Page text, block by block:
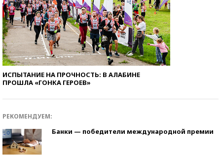
ИСПЫТАНИЕ НА ПРОЧНОСТЬ: В АЛАБИНЕ
ПРОШЛА «ГОНКА ГЕРОЕВ»
РЕКОМЕНДУЕМ:
Банки — победители международной премии